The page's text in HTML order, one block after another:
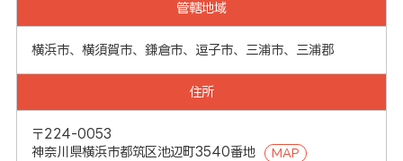
管轄地域
横浜市、横須賀市、鎌倉市、逗子市、三浦市、三浦郡
住所
〒224-0053
神奈川県横浜市都筑区池辺町3540番地
MAP